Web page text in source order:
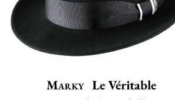
Marky Le Véritable